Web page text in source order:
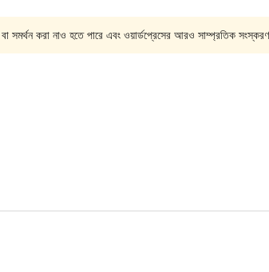
সমর্থন করা নাও হতে পারে এবং ওয়ার্ডপ্রেসের আরও সাম্প্রতিক